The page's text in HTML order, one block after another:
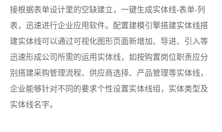
接根据表单设计里的空缺建立，一键生成实体线-表单-列
表，迅速进行企业应用软件。配置建模引擎搭建实体线搭
建实体线可以通过可视化图形页面新增加、导进、引入等
迅速形成公司所需的运用实体线，如按购置岗位职责应分
别搭建采购管理流程、供应商选择、产品管理等实体线，
企业能够针对不同的要求个性设置实体线组，实体类型及
实体线名字。